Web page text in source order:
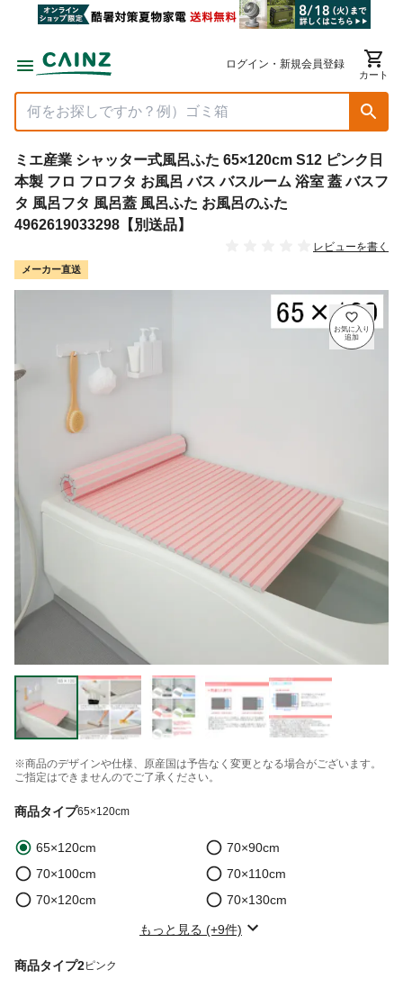
ログイン・新規会員登録
カート
ミエ産業 シャッター式風呂ふた 65×120cm S12 ピンク日
本製 フロ フロフタ お風呂 バス バスルーム 浴室 蓋 バスフ
タ 風呂フタ 風呂蓋 風呂ふた お風呂のふた
4962619033298【別送品】
レビューを書く
メーカー直送
※商品のデザインや仕様、原産国は予告なく変更となる場合がございます。
ご指定はできませんのでご了承ください。
商品タイプ65×120cm
65×120cm
70×90cm
70×100cm
70×110cm
70×120cm
70×130cm
もっと見る (+9件)
商品タイプ2ピンク